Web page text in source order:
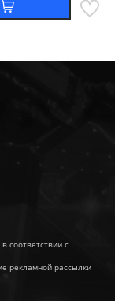
в соответствии с
рекламной рассылки